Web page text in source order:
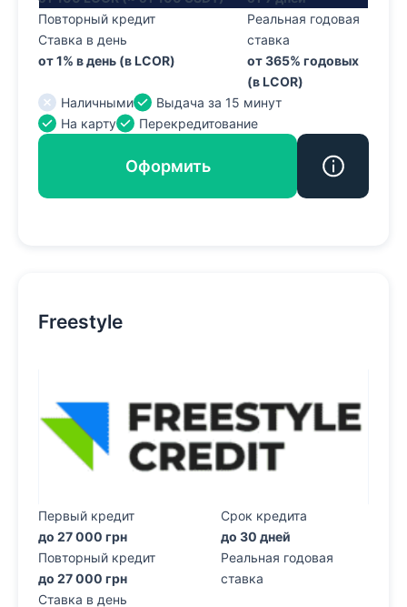
Повторный кредит
Ставка в день
от 1% в день (в LCOR)
Реальная годовая
ставка
от 365% годовых
(в LCOR)
Наличными
Выдача за 15 минут
На карту
Перекредитование
Оформить
Freestyle
Первый кредит
до 27 000 грн
Повторный кредит
до 27 000 грн
Ставка в день
Срок кредита
до 30 дней
Реальная годовая
ставка